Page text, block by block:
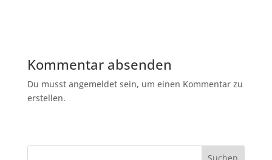
Kommentar absenden
Du musst angemeldet sein, um einen Kommentar zu
erstellen.